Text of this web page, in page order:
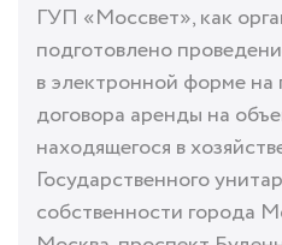
ГУП «Моссвет», как
подготовлено
в электронной форме на
договора аренды на
находящегося в
Государственного
собственности города